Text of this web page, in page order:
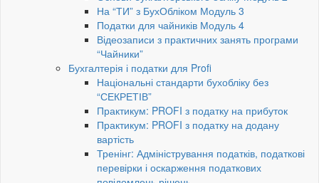
На “ТИ” з БухОбліком Модуль 3
Податки для чайників Модуль 4
Відеозаписи з практичних занять програми
“Чайники”
Бухгалтерія і податки для Profi
Національні стандарти бухобліку без
“СЕКРЕТІВ”
Практикум: PROFI з податку на прибуток
Практикум: PROFI з податку на додану
вартість
Тренінг: Адміністрування податків, податкові
перевірки і оскарження податкових